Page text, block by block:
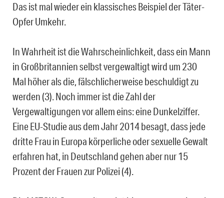
Das ist mal wieder ein klassisches Beispiel der Täter-
Opfer Umkehr.
In Wahrheit ist die Wahrscheinlichkeit, dass ein Mann
in Großbritannien selbst vergewaltigt wird um 230
Mal höher als die, fälschlicherweise beschuldigt zu
werden (3). Noch immer ist die Zahl der
Vergewaltigungen vor allem eins: eine Dunkelziffer.
Eine EU-Studie aus dem Jahr 2014 besagt, dass jede
dritte Frau in Europa körperliche oder sexuelle Gewalt
erfahren hat, in Deutschland gehen aber nur 15
Prozent der Frauen zur Polizei (4).